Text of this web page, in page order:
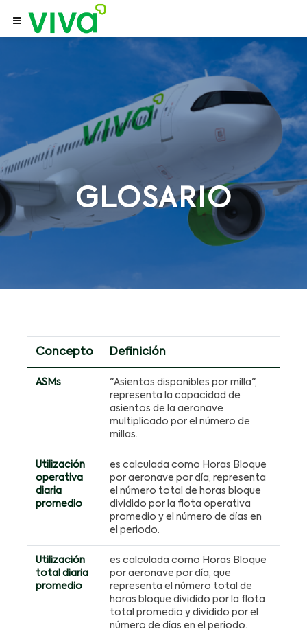
GLOSARIO
Concepto Definición
ASMs
"Asientos disponibles por milla",
representa la capacidad de
asientos de la aeronave
multiplicado por el número de
millas.
Utilización
operativa
diaria
promedio
es calculada como Horas Bloque
por aeronave por día, representa
el número total de horas bloque
dividido por la flota operativa
promedio y el número de días en
el periodo.
Utilización
total diaria
promedio
es calculada como Horas Bloque
por aeronave por día, que
representa el número total de
horas bloque dividido por la flota
total promedio y dividido por el
número de días en el periodo.